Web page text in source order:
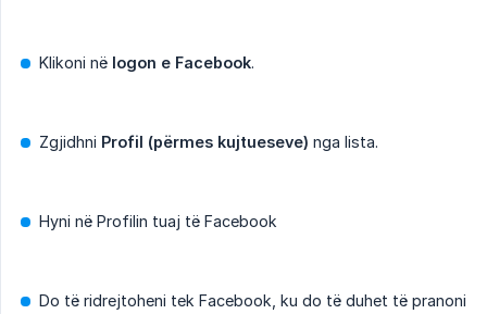
Klikoni në logon e Facebook.
Zgjidhni Profil (përmes kujtueseve) nga lista.
Hyni në Profilin tuaj të Facebook
Do të ridrejtoheni tek Facebook, ku do të duhet të pranoni